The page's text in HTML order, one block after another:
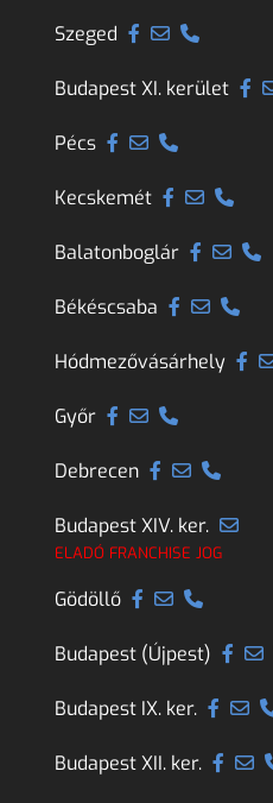
Szeged
Budapest XI. kerület
Pécs
Kecskemét
Balatonboglár
Békéscsaba
Hódmezővásárhely
Győr
Debrecen
Budapest XIV. ker.
ELADÓ FRANCHISE JOG
Gödöllő
Budapest (Újpest)
Budapest IX. ker.
Budapest XII. ker.